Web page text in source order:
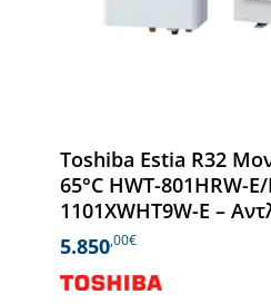
Toshiba Estia R32
65°C HWT-801HRW-
1101XWHT9W-E –
5.850,00€